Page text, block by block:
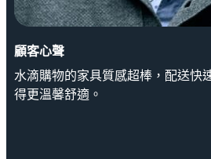
顧客心聲
水滴購物的家具質感超棒，配送快
得更溫馨舒適。